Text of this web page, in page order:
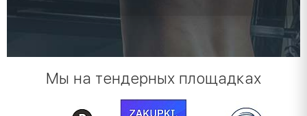
Мы на тендерных площадках